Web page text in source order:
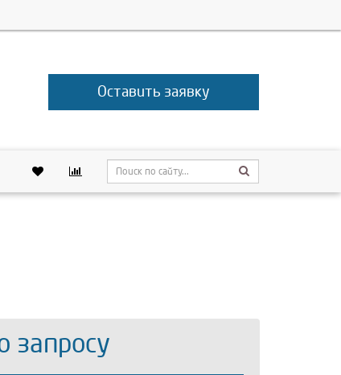
Оставить заявку
запросу